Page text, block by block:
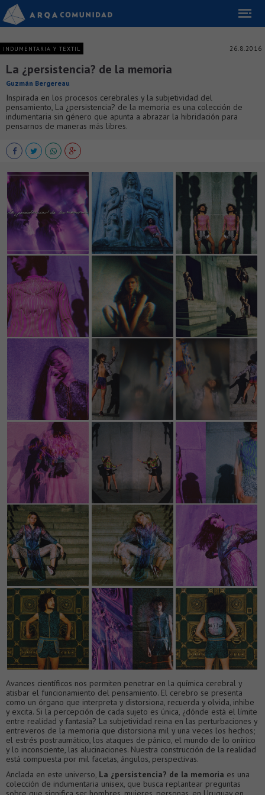
INDUMENTARIA Y TEXTIL 26.8.2016
La ¿persistencia? de la memoria
Guzmán Bergereau
Inspirada en los procesos cerebrales y la subjetividad del
pensamiento, La ¿persistencia? de la memoria es una colección de
indumentaria sin género que apunta a abrazar la hibridación para
pensarnos de maneras más libres.
Avances científicos nos permiten penetrar en la química cerebral y
atisbar el funcionamiento del pensamiento. El cerebro se presenta
como un órgano que interpreta y distorsiona, recuerda y olvida, inhibe
y excita. Si la percepción de cada sujeto es única, ¿dónde está el límite
entre realidad y fantasía? La subjetividad reina en las perturbaciones y
entreveros de la memoria que distorsiona mil y una veces los hechos;
el estrés postraumático, los ataques de pánico, el mundo de lo onírico
y lo inconsciente, las alucinaciones. Nuestra construcción de la realidad
está compuesta por mil facetas, ángulos, perspectivas.
Anclada en este universo, La ¿persistencia? de la memoria es una
colección de indumentaria unisex, que busca replantear preguntas